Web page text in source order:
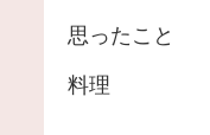
思ったこと
料理